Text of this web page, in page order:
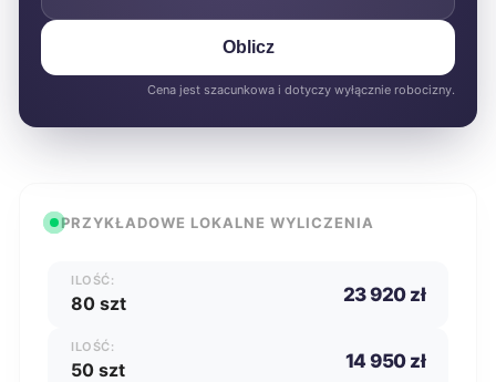
Oblicz
Cena jest szacunkowa i dotyczy wyłącznie robocizny.
PRZYKŁADOWE LOKALNE WYLICZENIA
ILOŚĆ:
80 szt 23 920 zł
ILOŚĆ:
50 szt 14 950 zł